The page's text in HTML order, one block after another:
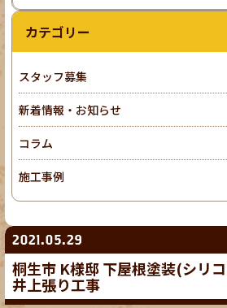
2021.05.29
桐生市 K様邸 下屋根塗装(シリ
井上張り工事
カテゴリー
スタッフ募集
新着情報・お知らせ
コラム
施工事例